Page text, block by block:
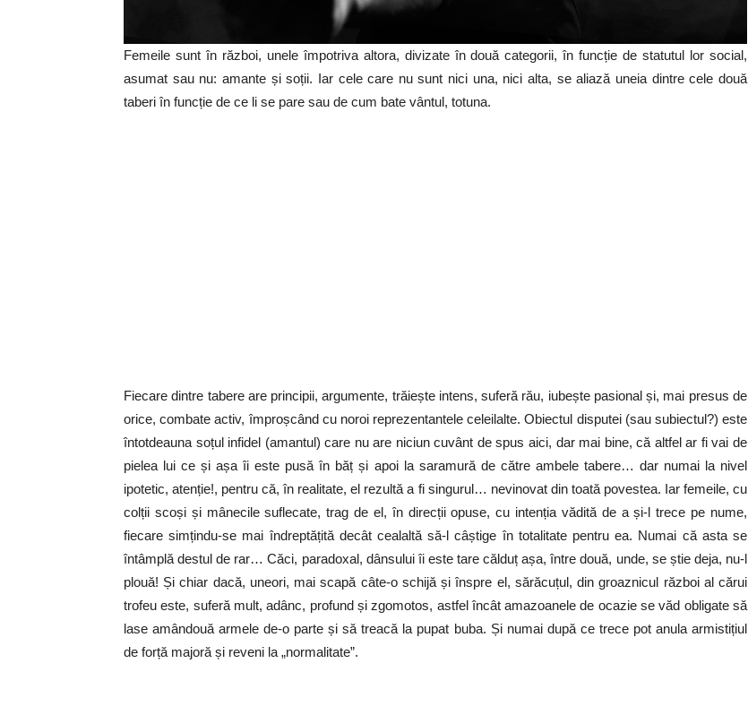
Femeile sunt în război, unele împotriva altora, divizate în două categorii, în funcție de statutul lor social,
asumat sau nu: amante și soții. Iar cele care nu sunt nici una, nici alta, se aliază uneia dintre cele două
taberi în funcție de ce li se pare sau de cum bate vântul, totuna.
Fiecare dintre tabere are principii, argumente, trăiește intens, suferă rău, iubește pasional și, mai presus de
orice, combate activ, împroșcând cu noroi reprezentantele celeilalte. Obiectul disputei (sau subiectul?) este
întotdeauna soțul infidel (amantul) care nu are niciun cuvânt de spus aici, dar mai bine, că altfel ar fi vai de
pielea lui ce și așa îi este pusă în băț și apoi la saramură de către ambele tabere… dar numai la nivel
ipotetic, atenție!, pentru că, în realitate, el rezultă a fi singurul… nevinovat din toată povestea. Iar femeile, cu
colții scoși și mânecile suflecate, trag de el, în direcții opuse, cu intenția vădită de a și-l trece pe nume,
fiecare simțindu-se mai îndreptățită decât cealaltă să-l câștige în totalitate pentru ea. Numai că asta se
întâmplă destul de rar… Căci, paradoxal, dânsului îi este tare călduț așa, între două, unde, se știe deja, nu-l
plouă! Și chiar dacă, uneori, mai scapă câte-o schijă și înspre el, sărăcuțul, din groaznicul război al cărui
trofeu este, suferă mult, adânc, profund și zgomotos, astfel încât amazoanele de ocazie se văd obligate să
lase amândouă armele de-o parte și să treacă la pupat buba. Și numai după ce trece pot anula armistițiul
de forță majoră și reveni la „normalitate”.